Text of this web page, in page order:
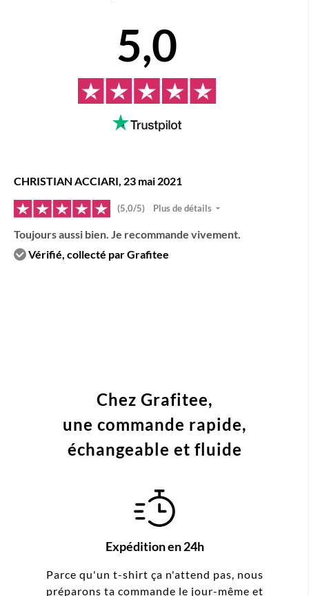
5,0
CHRISTIAN ACCIARI, 23 mai 2021
(5,0/5) Plus de détails
Toujours aussi bien. Je recommande vivement.
Vérifié, collecté par Grafitee
Chez Grafitee,
une commande rapide,
échangeable et fluide
Expédition en 24h
Parce qu'un t-shirt ça n'attend pas, nous
préparons ta commande le jour-même et